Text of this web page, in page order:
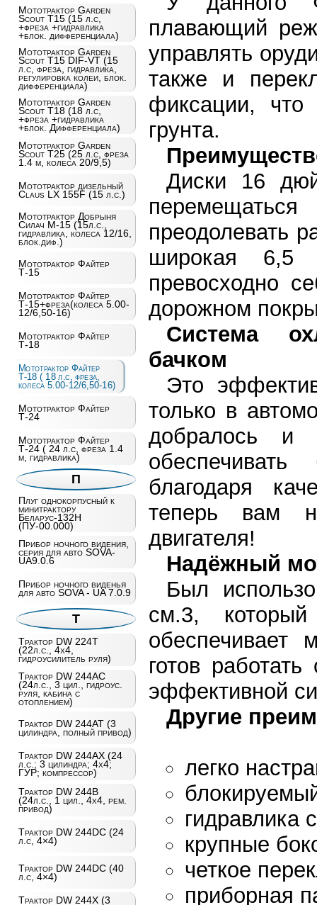
Мототрактор Garden
Scout T15 (15 л.с,
+фреза +гидравлика
+блок. дифференциала)
Мототрактор Garden
Scout T15 DIF-VT (15
л.с, фреза, гидравлика,
регулировка колеи, блок.
дифференциала)
Мототрактор Garden
Scout T18 (18 л.с,
+фреза +гидравлика
+блок. Дифференциала)
Мототрактор Garden
Scout T25 (25 л.с, фреза
1.4 м, колеса 20/9,5)
Мототрактор дизельный
Claus LX 155F (15 л.с.)
Мототрактор Добрыня
Силач М-15 (15л.с.,
гидравлика, колеса 12/16,
блок.диф.)
Мототрактор Файтер
Т-15
Мототрактор Файтер
Т-15+фреза(колеса 5.00-
12/6,50-16)
Мототрактор Файтер
Т-18
Мототрактор Файтер
Т-18 ( 18 л.с, фреза,
колеса 5.00-12/6,50-16)
Мототрактор Файтер
Т-24
Мототрактор Файтер
Т-24 ( 24 л.с, фреза 1.4
м, гидравлика)
П
Плуг однокорпусный к
минитрактору
Беларус-132Н
(ПУ-00.000)
Прибор ночного видения,
серия для авто SOVA-
UA9.0.6
Прибор ночного виденья
для авто SOVA - UA 7.0.9
Т
Трактор DW 224T
(22л.с., 4х4,
гидроусилитель руля)
Трактор DW 244AC
(24л.с., 3 цил., гидроус.
руля, кабина с
отоплением)
Трактор DW 244AT (3
цилиндра, полный привод)
Трактор DW 244AХ (24
л.с.; 3 цилиндра; 4х4;
ГУР; компрессор)
Трактор DW 244B
(24л.с., 1 цил., 4х4, рем.
привод)
Трактор DW 244DC (24
л.с, 4×4)
Трактор DW 244DC (40
л.с, 4×4)
Трактор DW 244X (3
плавающий
управлять
также и
фиксации, что
грунта.
Диски 16
преодолевать
широкая 6,5
превосходно
дорожном
Система
бачком
Это
только в
добралось и
благодаря
теперь вам
двигателя!
Надёжный
Был
см.3,
готов
эффективной
Другие
легко
крупные
четкое
приборная